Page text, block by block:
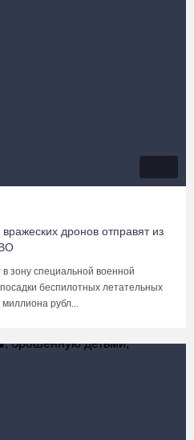
дронов отправят из
в зону специальной военной
беспилотных летательных
рубл...